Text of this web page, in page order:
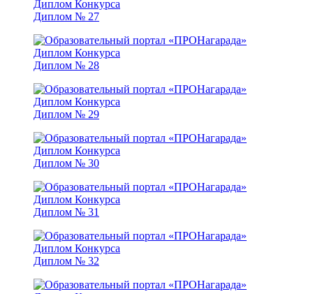
Диплом № 27
Диплом № 28
Диплом № 29
Диплом № 30
Диплом № 31
Диплом № 32